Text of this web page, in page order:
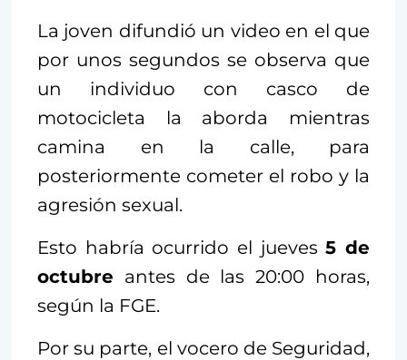
La joven difundió un video en el que
por unos segundos se observa que
un individuo con casco de
motocicleta la aborda mientras
camina en la calle, para
posteriormente cometer el robo y la
agresión sexual.
Esto habría ocurrido el jueves5 de
octubre antes de las 20:00 horas,
según la FGE.
Por su parte, el vocero de Seguridad,